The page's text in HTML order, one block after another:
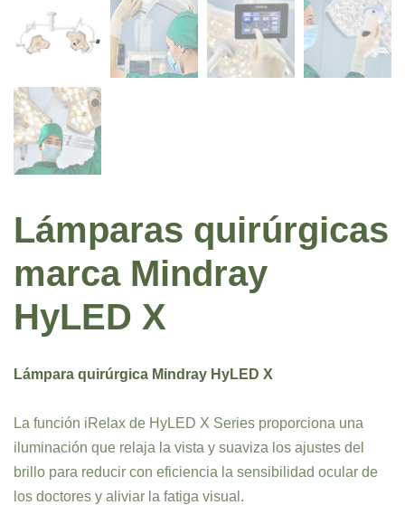
Lámparas quirúrgicas
marca Mindray
HyLED X
Lámpara quirúrgica Mindray HyLED X
La función iRelax de HyLED X Series proporciona una
iluminación que relaja la vista y suaviza los ajustes del
brillo para reducir con eficiencia la sensibilidad ocular de
los doctores y aliviar la fatiga visual.